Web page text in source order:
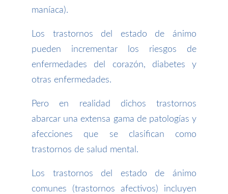
maníaca).
Los trastornos del estado de ánimo
pueden incrementar los riesgos de
enfermedades del corazón, diabetes y
otras enfermedades.
Pero en realidad dichos trastornos
abarcar una extensa gama de patologías y
afecciones que se clasifican como
trastornos de salud mental.
Los trastornos del estado de ánimo
comunes (trastornos afectivos) incluyen